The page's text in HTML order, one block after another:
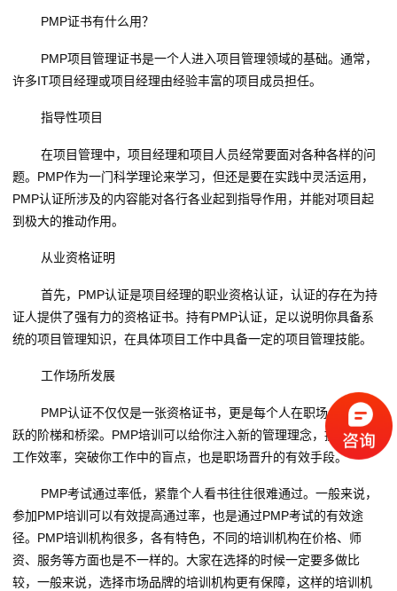
PMP证书有什么用？
PMP项目管理证书是一个人进入项目管理领域的基础。通常，
许多IT项目经理或项目经理由经验丰富的项目成员担任。
指导性项目
在项目管理中，项目经理和项目人员经常要面对各种各样的问
题。PMP作为一门科学理论来学习，但还是要在实践中灵活运用，
PMP认证所涉及的内容能对各行各业起到指导作用，并能对项目起
到极大的推动作用。
从业资格证明
首先，PMP认证是项目经理的职业资格认证，认证的存在为持
证人提供了强有力的资格证书。持有PMP认证，足以说明你具备系
统的项目管理知识，在具体项目工作中具备一定的项目管理技能。
工作场所发展
PMP认证不仅仅是一张资格证书，更是每个人在职场上实现飞
跃的阶梯和桥梁。PMP培训可以给你注入新的管理理念，提高你的
工作效率，突破你工作中的盲点，也是职场晋升的有效手段。
PMP考试通过率低，紧靠个人看书往往很难通过。一般来说，
参加PMP培训可以有效提高通过率，也是通过PMP考试的有效途
径。PMP培训机构很多，各有特色，不同的培训机构在价格、师
资、服务等方面也是不一样的。大家在选择的时候一定要多做比
较，一般来说，选择市场品牌的培训机构更有保障，这样的培训机